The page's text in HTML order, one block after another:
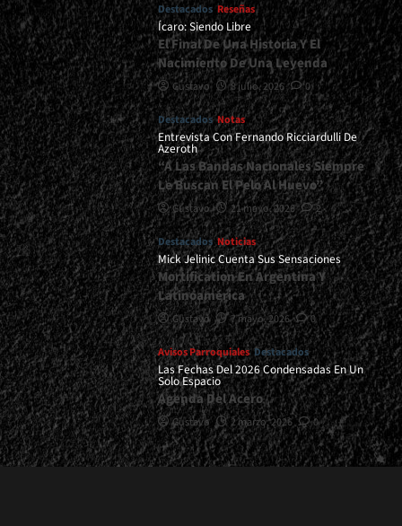
Destacados Reseñas
Ícaro: Siendo Libre
El Final De Una Historia Y El
Nacimiento De Una Leyenda
Gustavo 8 julio, 2026 0
Destacados Notas
Entrevista Con Fernando Ricciardulli De
Azeroth
“A Las Bandas Nacionales Siempre
Le Buscan El Pelo Al Huevo”
Gustavo 21 mayo, 2026 2
Destacados Noticias
Mick Jelinic Cuenta Sus Sensaciones
Mortification En Argentina Y
Latinoamérica
Gustavo 7 mayo, 2026 0
Avisos Parroquiales Destacados
Las Fechas Del 2026 Condensadas En Un
Solo Espacio
Agenda Del Acero
Gustavo 2 marzo, 2026 0